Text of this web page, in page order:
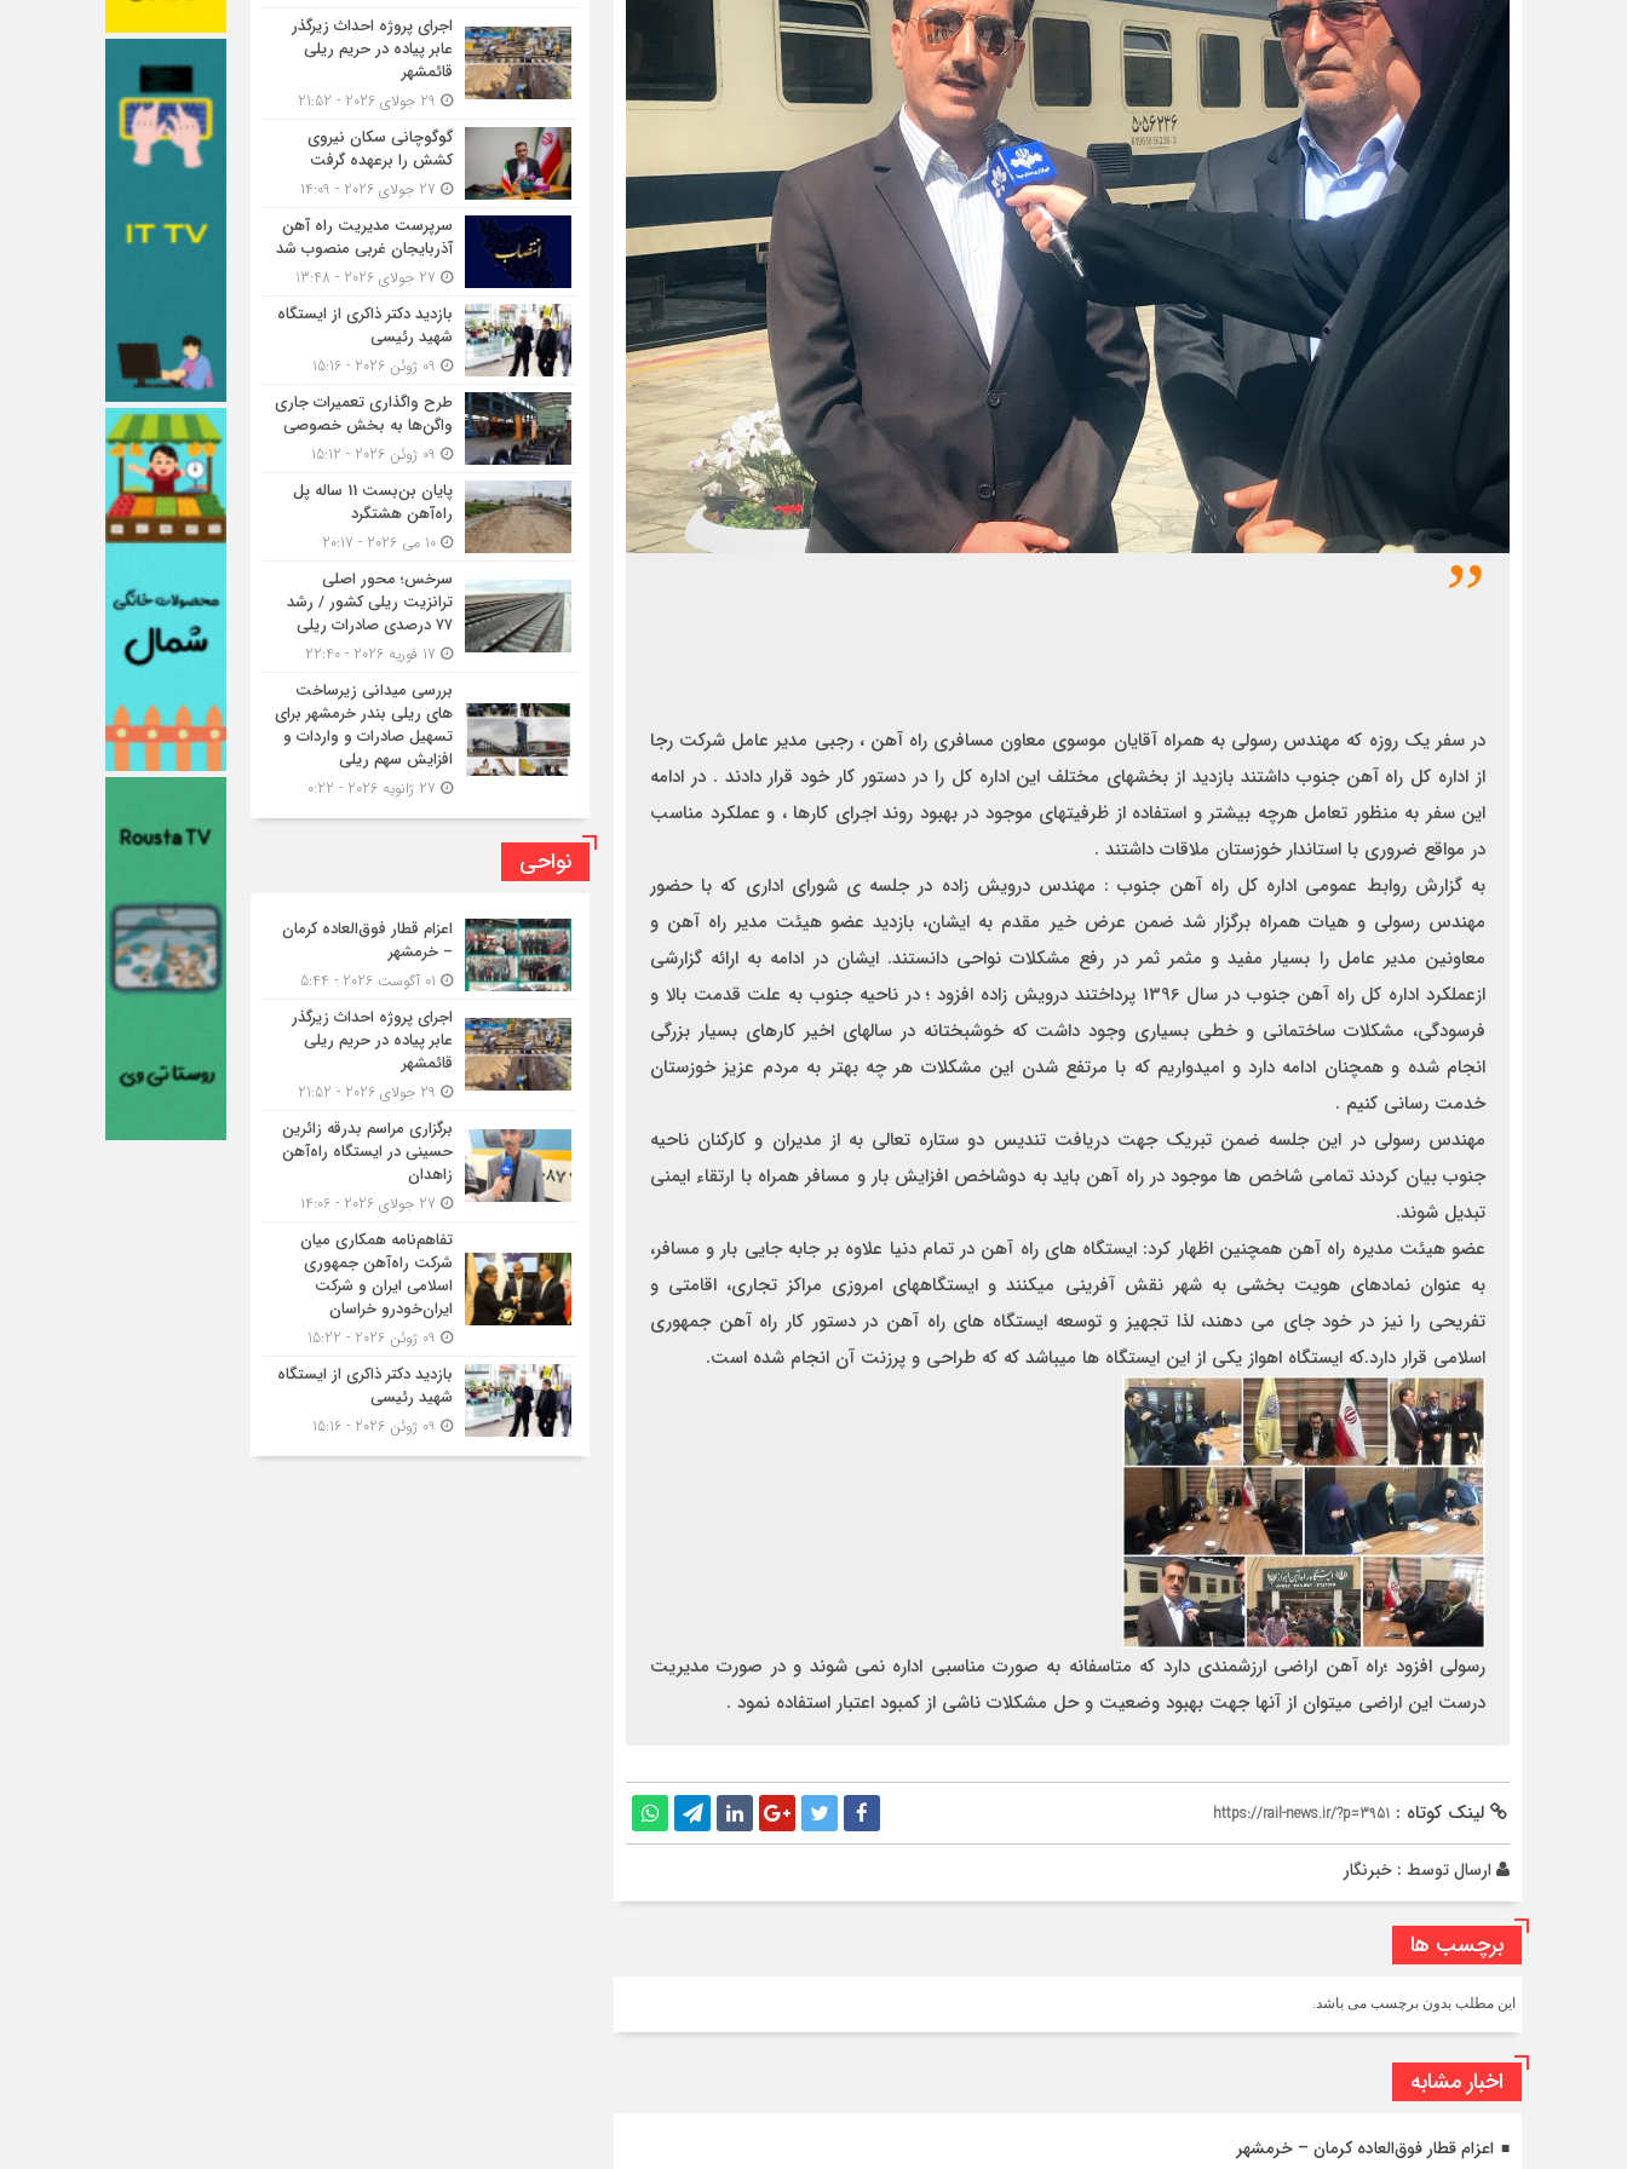
در سفر يك روزه که مهندس رسولي به همراه آقایان موسوی معاون مسافری راه آهن ، رجبی مدیر عامل شرکت رجا از
در سفر يك روزه که مهندس رسولي به همراه آقایان موسوی معاون مسافری راه آهن ، رجبی مدیر عامل شرکت رجا
از اداره كل راه آهن جنوب داشتند بازدید از بخشهای مختلف این اداره کل را در دستور کار خود قرار دادند . در ادامه
این سفر به منظور تعامل هرچه بیشتر و استفاده از ظرفيتهاي موجود در بهبود روند اجراي كارها ، و عملكرد مناسب
در مواقع ضروري با استاندار خوزستان ملاقات داشتند .
به گزارش روابط عمومي اداره كل راه آهن جنوب : مهندس درويش زاده در جلسه ي شورای اداری كه با حضور
مهندس رسولي و هيات همراه برگزار شد ضمن عرض خير مقدم به ايشان، بازديد عضو هیئت مدیر راه آهن و
معاونين مدیر عامل را بسيار مفيد و مثمر ثمر در رفع مشكلات نواحي دانستند. ايشان در ادامه به ارائه گزارشي
ازعملكرد اداره كل راه آهن جنوب در سال 1396 پرداختند درويش زاده افزود ؛ در ناحيه جنوب به علت قدمت بالا و
فرسودگي، مشكلات ساختمانى و خطي بسياري وجود داشت كه خوشبختانه در سالهاي اخير کارهای بسیار بزرگی
انجام شده و همچنان ادامه دارد و امیدواریم که با مرتفع شدن این مشکلات هر چه بهتر به مردم عزیز خوزستان
خدمت رسانی کنیم .
مهندس رسولي در اين جلسه ضمن تبریک جهت دریافت تندیس دو ستاره تعالی به از مديران و كاركنان ناحيه
جنوب بيان كردند تمامي شاخص ها موجود در راه آهن بايد به دوشاخص افزايش بار و مسافر همراه با ارتقاء ايمني
تبديل شوند.
عضو هيئت مديره راه آهن همچنین اظهار كرد: ايستگاه هاي راه آهن در تمام دنيا علاوه بر جابه جايي بار و مسافر،
به عنوان نمادهاي هويت بخشی به شهر نقش آفريني میکنند و ايستگاههاي امروزي مراكز تجاري، اقامتي و
تفريحي را نيز در خود جاي مي دهند، لذا تجهيز و توسعه ايستگاه هاي راه آهن در دستور كار راه آهن جمهوري
اسلامي قرار دارد.که ایستگاه اهواز یکی از این ایستگاه ها میباشد که که طراحی و پرزنت آن انجام شده است.
رسولي افزود ؛راه آهن اراضي ارزشمندي دارد كه متاسفانه به صورت مناسبي اداره نمى شوند و در صورت مديريت
درست اين اراضي ميتوان از آنها جهت بهبود وضعيت و حل مشكلات ناشي از كمبود اعتبار استفاده نمود .
لینک کوتاه : https://rail-news.ir/?p=3951
ارسال توسط : خبرنگار
برچسب ها
این مطلب بدون برچسب می باشد.
اخبار مشابه
اعزام قطار فوق‌العاده کرمان – خرمشهر
اجرای پروژه احداث زیرگذر
عابر پیاده در حریم ریلی
قائمشهر
گوگوچانی سکان نیروی
کشش را برعهده گرفت
سرپرست مدیریت راه آهن
آذربایجان غربی منصوب شد
بازدید دکتر ذاکری از ایستگاه
شهید رئیسی
طرح واگذاری تعمیرات جاری
واگن‌ها به بخش خصوصی
پایان بن‌بست 11 ساله پل
راه‌آهن هشتگرد
سرخس؛ محور اصلی
ترانزیت ریلی کشور / رشد
۷۷ درصدی صادرات ریلی
بررسی میدانی زیرساخت
های ریلی بندر خرمشهر برای
تسهیل صادرات و واردات و
افزایش سهم ریلی
نواحی
اعزام قطار فوق‌العاده کرمان
– خرمشهر
اجرای پروژه احداث زیرگذر
عابر پیاده در حریم ریلی
قائمشهر
برگزاری مراسم بدرقه زائرین
حسینی در ایستگاه راه‌آهن
زاهدان
تفاهم‌نامه همکاری میان
شرکت راه‌آهن جمهوری
اسلامی ایران و شرکت
ایران‌خودرو خراسان
بازدید دکتر ذاکری از ایستگاه
شهید رئیسی